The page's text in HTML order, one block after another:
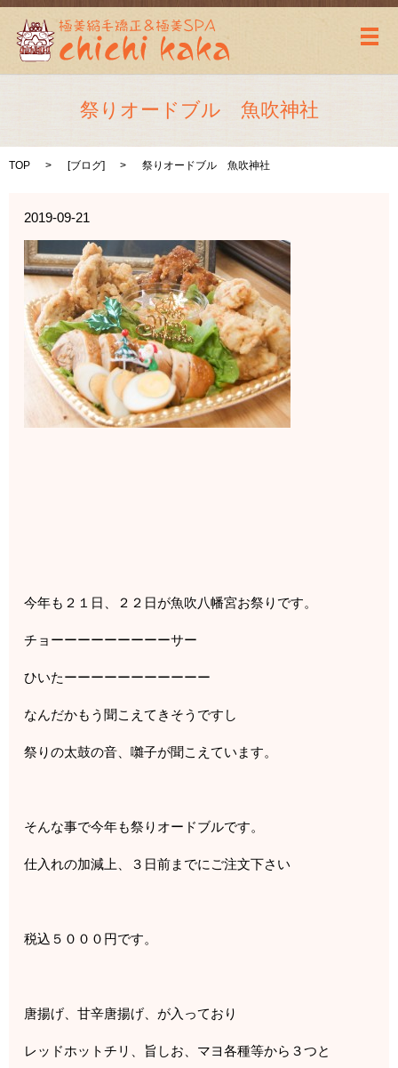
メ
祭りオードブル 魚吹神社
TOP [ブログ] 祭りオードブル 魚吹神社
2019-09-21
今年も２１日、２２日が魚吹八幡宮お祭りです。
チョーーーーーーーーーサー
ひいたーーーーーーーーーーー
なんだかもう聞こえてきそうですし
祭りの太鼓の音、囃子が聞こえています。
そんな事で今年も祭りオードブルです。
仕入れの加減上、３日前までにご注文下さい
税込５０００円です。
唐揚げ、甘辛唐揚げ、が入っており
レッドホットチリ、旨しお、マヨ各種等から３つと